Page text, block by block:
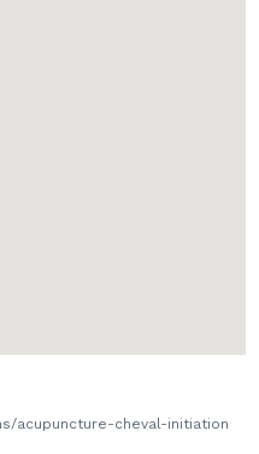
acupuncture-cheval-initiation